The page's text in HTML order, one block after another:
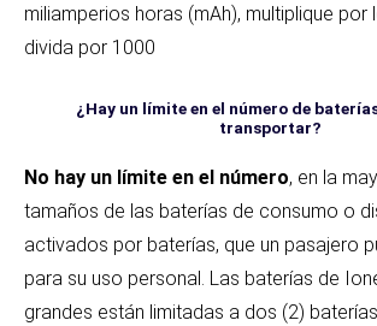
miliamperios horas (mAh), multiplique
divida por 1000
¿Hay un límite en el número de
transportar?
No hay un límite en el número, en la
tamaños de las baterías de consumo o
activados por baterías, que un pasajero
para su uso personal. Las baterías de
grandes están limitadas a dos (2)